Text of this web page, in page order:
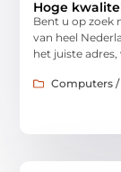
Hoge
Bent u op zoek
van heel
het juiste
Computers